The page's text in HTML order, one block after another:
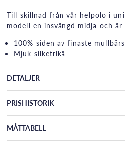
Till skillnad från vår helpolo i
modell en insvängd midja och
100% siden av finaste
Mjuk silketrikå
DETALJER
PRISHISTORIK
MÅTTABELL